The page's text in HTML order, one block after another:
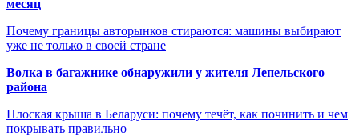
месяц
Почему границы авторынков стираются: машины выбирают
уже не только в своей стране
Волка в багажнике обнаружили у жителя Лепельского
района
Плоская крыша в Беларуси: почему течёт, как починить и чем
покрывать правильно